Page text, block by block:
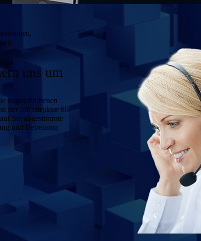
uns um
zugeschnittenen
der Infrastruktur bis
Sie abgestimmte
und Betreuung